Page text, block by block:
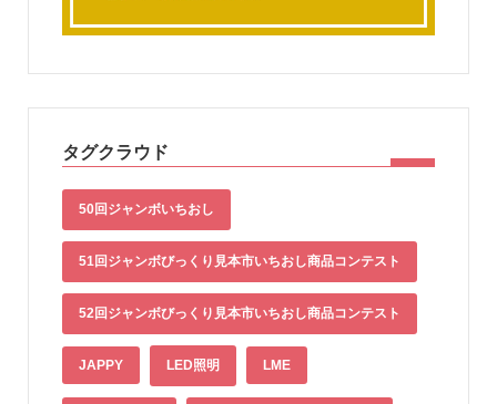
タグクラウド
50回ジャンボいちおし
51回ジャンボびっくり見本市いちおし商品コンテスト
52回ジャンボびっくり見本市いちおし商品コンテスト
JAPPY LED照明 LME